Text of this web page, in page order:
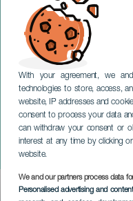
With your agreement, we
technologies to store, access,
website, IP addresses and
consent to process your data
can withdraw your consent or
interest at any time by clicking
website.
We and our partners process data
Personalised advertising and
Fidel
Cantados
TENERIFE
Imagen